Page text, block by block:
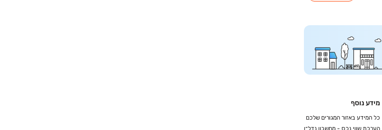
מידע נוסף
כל המידע באזור המגורים שלכם
הערכת שווי נכס - מחשבון נדל״ן